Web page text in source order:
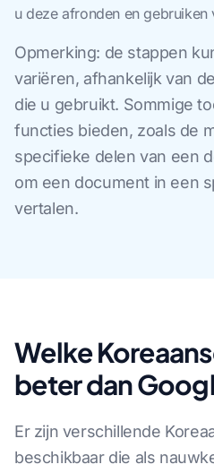
u deze afronden en
Opmerking: de stappen
variëren, afhankelijk van
die u gebruikt. Sommige
functies bieden, zoals de
specifieke delen van een
om een document in een
vertalen.
Welke
beter dan
Er zijn verschillende
beschikbaar die als